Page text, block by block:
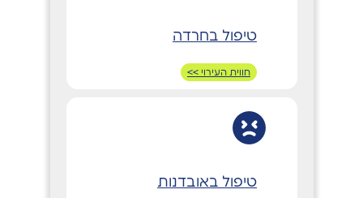
טיפול בחרדה
חווית העירוי >>
טיפול באובדנות